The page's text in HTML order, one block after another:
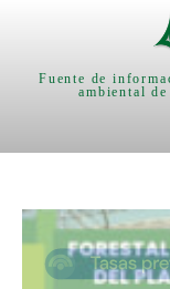
Fuente de
ambiental